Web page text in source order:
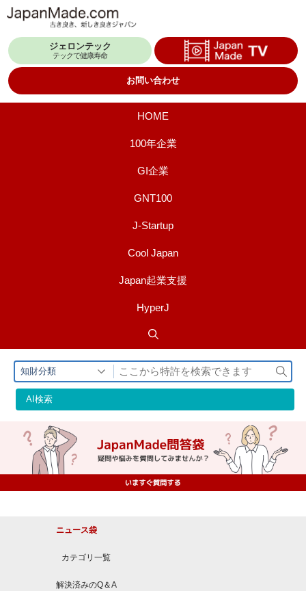
テ
ジェロンテック
テックで健康寿命
お問い合わせ
HOME
100年企業
GI企業
GNT100
J-Startup
Cool Japan
Japan起業支援
HyperJ
知財分類
検
索
AI検索
ニュース袋
カテゴリ一覧
解決済みのQ＆A